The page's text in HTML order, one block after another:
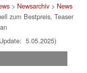
> Newsarchiv> News
zum Bestpreis, Teaser
5.05.2025)